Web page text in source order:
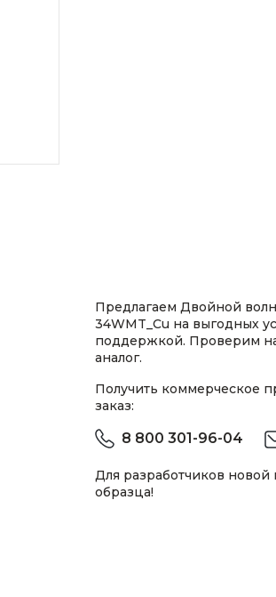
Предлагаем Двойной
34WMT_Cu на выгодных
поддержкой. Проверим
аналог.
Получить коммерческое
заказ:
8 800 301-96-04
Для разработчиков
образца!